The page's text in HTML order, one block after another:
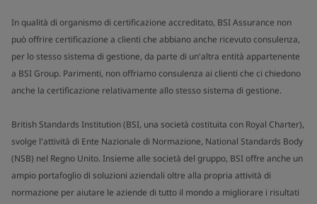
In qualità di organismo di certificazione accreditato, BSI Assurance non
può offrire certificazione a clienti che abbiano anche ricevuto consulenza,
per lo stesso sistema di gestione, da parte di un'altra entità appartenente
a BSI Group. Parimenti, non offriamo consulenza ai clienti che ci chiedono
anche la certificazione relativamente allo stesso sistema di gestione.
British Standards Institution (BSI, una società costituita con Royal Charter),
svolge l'attività di Ente Nazionale di Normazione, National Standards Body
(NSB) nel Regno Unito. Insieme alle società del gruppo, BSI offre anche un
ampio portafoglio di soluzioni aziendali oltre alla propria attività di
normazione per aiutare le aziende di tutto il mondo a migliorare i risultati